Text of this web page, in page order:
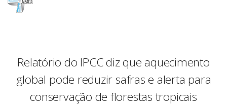
Resultados
Coleta no Estado do RJ
Grupo de Pesquisa
Relatório do IPCC diz que aquecimento
global pode reduzir safras e alerta para
conservação de florestas tropicais